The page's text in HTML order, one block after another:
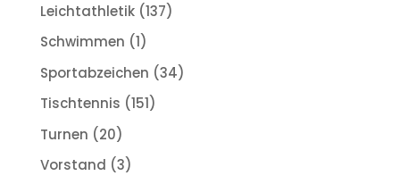
Leichtathletik(137)
Schwimmen (1)
Sportabzeichen (34)
Tischtennis (151)
Turnen (20)
Vorstand (3)